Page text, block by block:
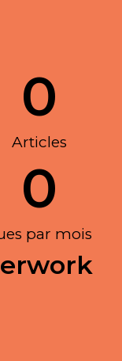
Articles
0
par mois
0